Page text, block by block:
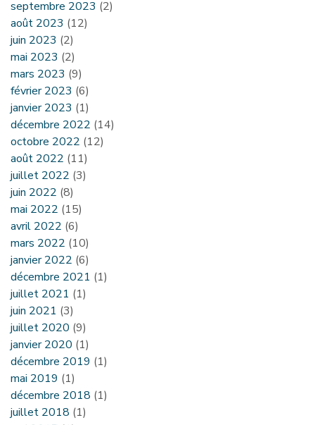
septembre 2023 (2)
août 2023 (12)
juin 2023 (2)
mai 2023 (2)
mars 2023 (9)
février 2023 (6)
janvier 2023 (1)
décembre 2022 (14)
octobre 2022 (12)
août 2022 (11)
juillet 2022 (3)
juin 2022 (8)
mai 2022 (15)
avril 2022 (6)
mars 2022 (10)
janvier 2022 (6)
décembre 2021 (1)
juillet 2021 (1)
juin 2021 (3)
juillet 2020 (9)
janvier 2020 (1)
décembre 2019 (1)
mai 2019 (1)
décembre 2018 (1)
juillet 2018 (1)